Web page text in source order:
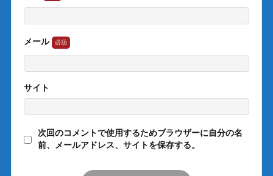
メール
サイト
次回のコメントで使用するためブラウザーに自分の名
前、メールアドレス、サイトを保存する。